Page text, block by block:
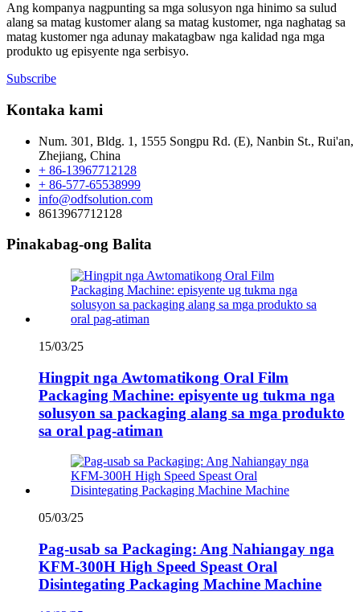
Ang kompanya nagpunting sa mga solusyon nga hinimo sa sulud
alang sa matag kustomer alang sa matag kustomer, nga naghatag sa
matag kustomer nga adunay makatagbaw nga kalidad nga mga
produkto ug episyente nga serbisyo.
Subscribe
Kontaka kami
Num. 301, Bldg. 1, 1555 Songpu Rd. (E), Nanbin St., Rui'an,
Zhejiang, China
+ 86-13967712128
+ 86-577-65538999
info@odfsolution.com
8613967712128
Pinakabag-ong Balita
15/03/25
Hingpit nga Awtomatikong Oral Film
Packaging Machine: episyente ug tukma nga
solusyon sa packaging alang sa mga produkto
sa oral pag-atiman
05/03/25
Pag-usab sa Packaging: Ang Nahiangay nga
KFM-300H High Speed ​​Speast Oral
Disintegating Packaging Machine Machine